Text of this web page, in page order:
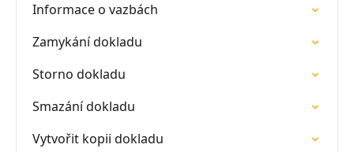
Informace o vazbách
Zamykání dokladu
Storno dokladu
Smazání dokladu
Vytvořit kopii dokladu